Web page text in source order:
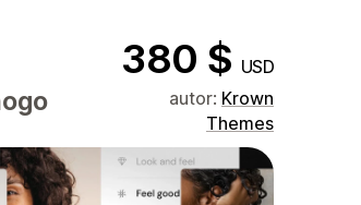
380 $ USD
autor: Krown
Themes